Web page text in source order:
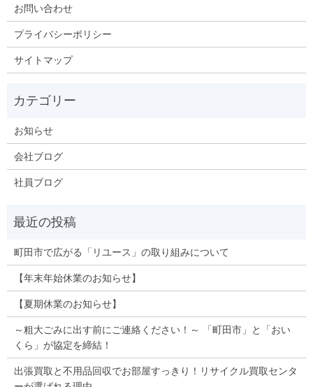
お問い合わせ
プライバシーポリシー
サイトマップ
お知らせ
会社ブログ
社員ブログ
町田市で広がる「リユース」の取り組みについて
【年末年始休業のお知らせ】
【夏期休業のお知らせ】
～粗大ごみに出す前にご連絡ください！～ 「町田市」と「おい
くら」が協定を締結！
出張買取と不用品回収でお部屋すっきり！リサイクル買取センタ